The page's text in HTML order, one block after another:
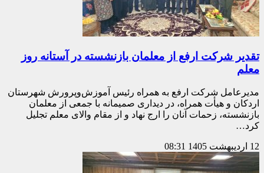
تقدیر شرکت ارفع از معلمان بازنشسته در آستانه روز
معلم
مدیرعامل شرکت ارفع به همراه رئیس آموزش‌وپرورش شهرستان
اردکان و هیأت همراه، در دیداری صمیمانه با جمعی از معلمان
بازنشسته، زحمات آنان را ارج نهاد و از مقام والای معلم تجلیل
کرد…
12 اردیبهشت 1405 08:31